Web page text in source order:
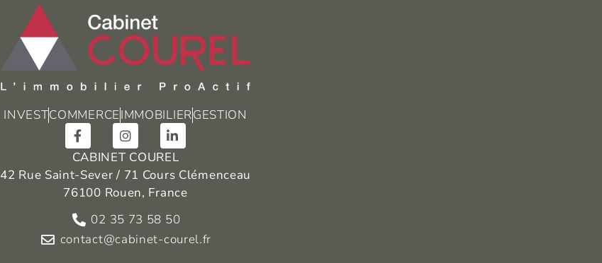
INVESTCOMMERCEIMMOBILIERGESTION
CABINET COUREL
42 Rue Saint-Sever / 71 Cours Clémenceau
76100 Rouen, France
02 35 73 58 50
contact@cabinet-courel.fr